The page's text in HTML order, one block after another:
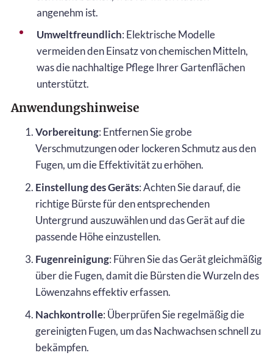
angenehm ist.
Umweltfreundlich: Elektrische Modelle
vermeiden den Einsatz von chemischen Mitteln,
was die nachhaltige Pflege Ihrer Gartenflächen
unterstützt.
Anwendungshinweise
Vorbereitung: Entfernen Sie grobe
Verschmutzungen oder lockeren Schmutz aus den
Fugen, um die Effektivität zu erhöhen.
Einstellung des Geräts: Achten Sie darauf, die
richtige Bürste für den entsprechenden
Untergrund auszuwählen und das Gerät auf die
passende Höhe einzustellen.
Fugenreinigung: Führen Sie das Gerät gleichmäßig
über die Fugen, damit die Bürsten die Wurzeln des
Löwenzahns effektiv erfassen.
Nachkontrolle: Überprüfen Sie regelmäßig die
gereinigten Fugen, um das Nachwachsen schnell zu
bekämpfen.